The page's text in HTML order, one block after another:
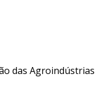
das Agroindústrias